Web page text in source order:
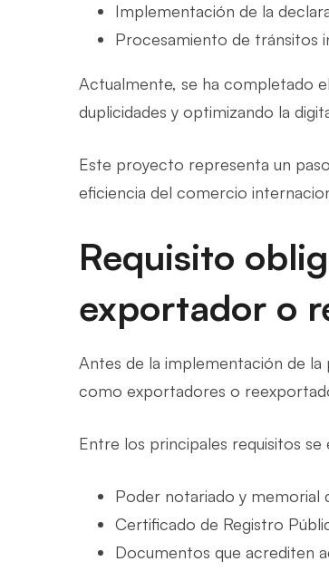
Implementación de la
Procesamiento de tránsitos
Actualmente, se ha completado
duplicidades y optimizando la
Este proyecto representa un
eficiencia del comercio
Requisito
exportador o
Antes de la implementación de
como exportadores o
Entre los principales requisitos se
Poder notariado y memorial
Certificado de Registro
Documentos que acrediten